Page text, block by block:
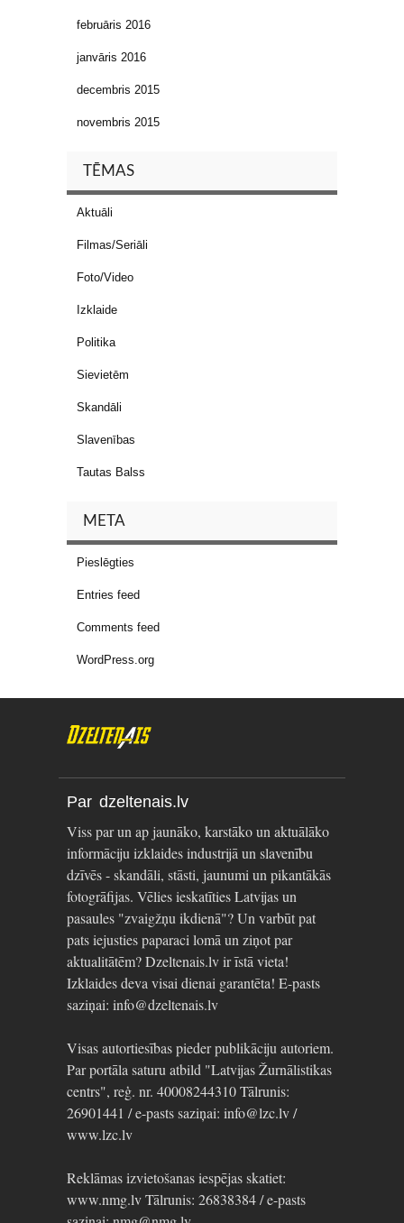
februāris 2016
janvāris 2016
decembris 2015
novembris 2015
TĒMAS
Aktuāli
Filmas/Seriāli
Foto/Video
Izklaide
Politika
Sievietēm
Skandāli
Slavenības
Tautas Balss
META
Pieslēgties
Entries feed
Comments feed
WordPress.org
Par dzeltenais.lv
Viss par un ap jaunāko, karstāko un aktuālāko
informāciju izklaides industrijā un slavenību
dzīvēs - skandāli, stāsti, jaunumi un pikantākās
fotogrāfijas. Vēlies ieskatīties Latvijas un
pasaules "zvaigžņu ikdienā"? Un varbūt pat
pats iejusties paparaci lomā un ziņot par
aktualitātēm? Dzeltenais.lv ir īstā vieta!
Izklaides deva visai dienai garantēta! E-pasts
saziņai: info@dzeltenais.lv
Visas autortiesības pieder publikāciju autoriem.
Par portāla saturu atbild "Latvijas Žurnālistikas
centrs", reģ. nr. 40008244310 Tālrunis:
26901441 / e-pasts saziņai: info@lzc.lv /
www.lzc.lv
Reklāmas izvietošanas iespējas skatiet:
www.nmg.lv Tālrunis: 26838384 / e-pasts